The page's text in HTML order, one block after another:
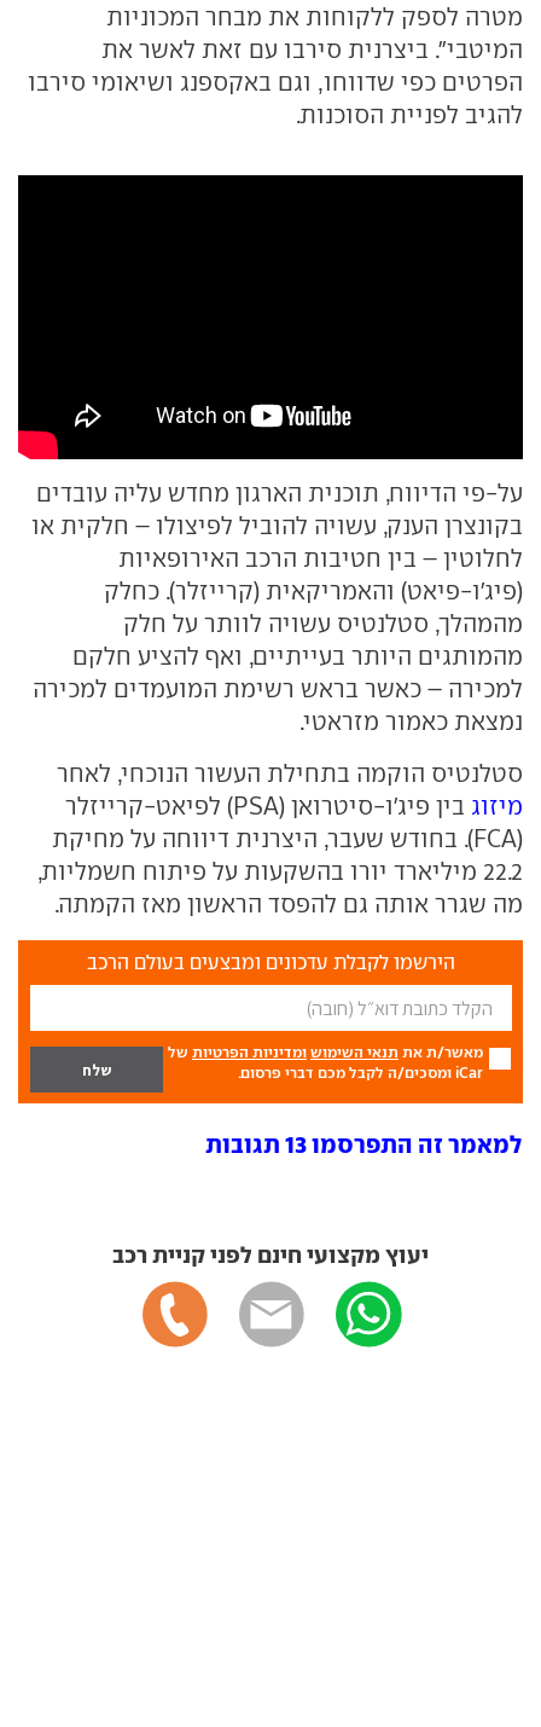
מטרה לספק ללקוחות את מבחר המכוניות
המיטבי". ביצרנית סירבו עם זאת לאשר את
הפרטים כפי שדווחו, וגם באקספנג ושיאומי סירבו
להגיב לפניית הסוכנות.
על-פי הדיווח, תוכנית הארגון מחדש עליה עובדים
בקונצרן הענק, עשויה להוביל לפיצולו – חלקית או
לחלוטין – בין חטיבות הרכב האירופאיות
(פיג'ו-פיאט) והאמריקאית (קרייזלר). כחלק
מהמהלך, סטלנטיס עשויה לוותר על חלק
מהמותגים היותר בעייתיים, ואף להציע חלקם
למכירה – כאשר בראש רשימת המועמדים למכירה
נמצאת כאמור מזראטי.
סטלנטיס הוקמה בתחילת העשור הנוכחי, לאחר
מיזוג
בין פיג'ו-סיטרואן (PSA) לפיאט-קרייזלר
(FCA). בחודש שעבר, היצרנית דיווחה על מחיקת
22.2 מיליארד יורו בהשקעות על פיתוח חשמליות,
מה שגרר אותה גם להפסד הראשון מאז הקמתה.
הירשמו לקבלת עדכונים ומבצעים בעולם הרכב
מאשר/ת את תנאי השימוש ומדיניות הפרטיות של
iCar ומסכים/ה לקבל מכם דברי פרסום.
למאמר זה התפרסמו 13 תגובות
יעוץ מקצועי חינם לפני קניית רכב